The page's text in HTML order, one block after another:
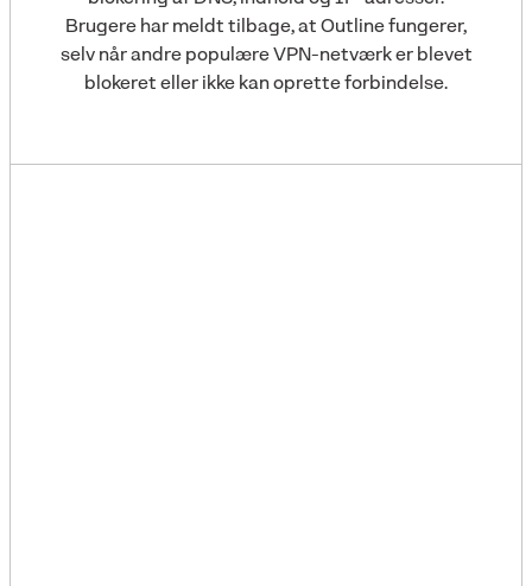
Brugere har meldt tilbage, at Outline fungerer,
selv når andre populære VPN-netværk er blevet
blokeret eller ikke kan oprette forbindelse.